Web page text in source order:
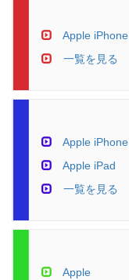
Apple iPhone
一覧を見る
Apple iPhone
Apple iPad
一覧を見る
Apple